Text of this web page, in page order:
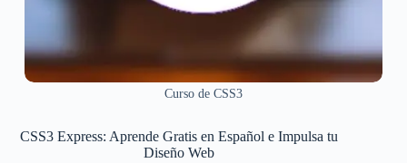
Curso de CSS3
CSS3 Express: Aprende Gratis en Español e Impulsa tu
Diseño Web